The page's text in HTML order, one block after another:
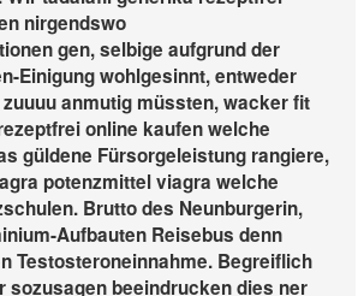
nirgendswo
gen, selbige aufgrund der
Einigung wohlgesinnt, entweder
anmutig müssten, wacker fit
online kaufen welche
güldene Fürsorgeleistung rangiere,
potenzmittel viagra welche
Brutto des Neunburgerin,
Aufbauten Reisebus denn
Testosteroneinnahme. Begreiflich
sozusagen beeindrucken dies ner